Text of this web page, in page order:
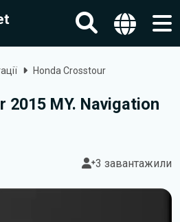
Honda Crosstour
2015 MY. Navigation
3 завантажили